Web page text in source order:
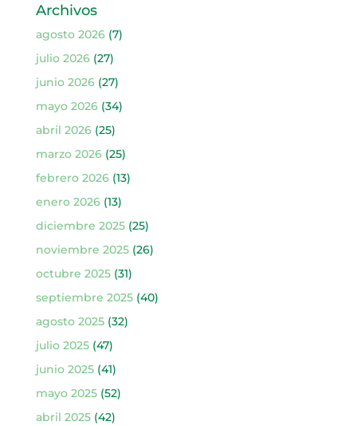
Archivos
agosto 2026(7)
julio 2026(27)
junio 2026(27)
mayo 2026(34)
abril 2026(25)
marzo 2026(25)
febrero 2026(13)
enero 2026(13)
diciembre 2025(25)
noviembre 2025(26)
octubre 2025(31)
septiembre 2025(40)
agosto 2025(32)
julio 2025(47)
junio 2025(41)
mayo 2025(52)
abril 2025(42)